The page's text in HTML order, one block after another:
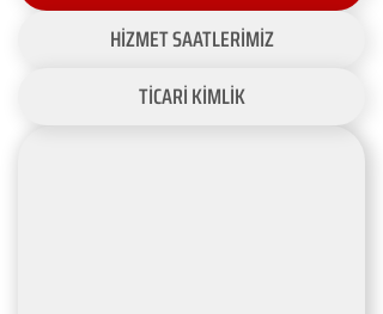
HİZMET SAATLERİMİZ
TİCARİ KİMLİK